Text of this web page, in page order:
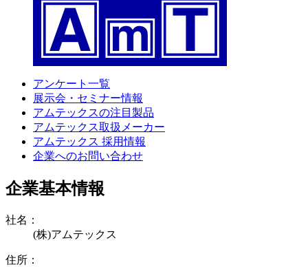
アンケート一覧
展示会・セミナー情報
アムテックスの注目製品
アムテックス取扱メーカー
アムテックス 採用情報
企業へのお問い合わせ
企業基本情報
社名：
(株)アムテックス
住所：